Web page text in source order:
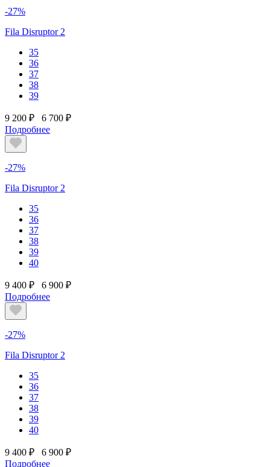
-27%
Fila Disruptor 2
35
36
37
38
39
9 200 ₽
6 700 ₽
Подробнее
-27%
Fila Disruptor 2
35
36
37
38
39
40
9 400 ₽
6 900 ₽
Подробнее
-27%
Fila Disruptor 2
35
36
37
38
39
40
9 400 ₽
6 900 ₽
Подробнее